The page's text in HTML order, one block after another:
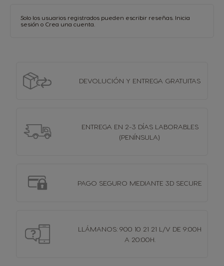
Solo los usuarios registrados pueden escribir reseñas. Inicia
sesión o Crea una cuenta
DEVOLUCIÓN Y ENTREGA GRATUITAS
ENTREGA EN 2-3 DÍAS LABORABLES
(PENÍNSULA)
PAGO SEGURO MEDIANTE 3D SECURE
LLÁMANOS: 900 10 21 21 L/V DE 9:00H
A 20:00H.